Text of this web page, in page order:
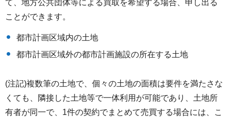
て、地方公共団体等による買取を希望する場合、申し出る
ことができます。
都市計画区域内の土地
都市計画区域外の都市計画施設の所在する土地
(注記)複数筆の土地で、個々の土地の面積は要件を満たさな
くても、隣接した土地等で一体利用が可能であり、土地所
有者が同一で、1件の契約でまとめて売買する場合には、こ